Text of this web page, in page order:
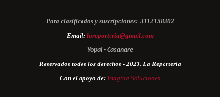
Para clasificados y suscripciones: 3112158302
Email: lareporteria@gmail.com
Yopal - Casanare
Reservados todos los derechos - 2023. La Reportería
Con el apoyo de: Imagina Soluciones